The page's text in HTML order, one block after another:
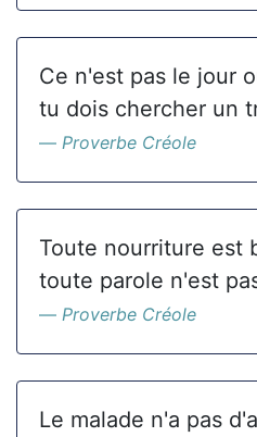
Ce n'est pas le jour
tu dois chercher un
Proverbe Créole
Toute nourriture est
toute parole n'est
Proverbe Créole
Le malade n'a pas